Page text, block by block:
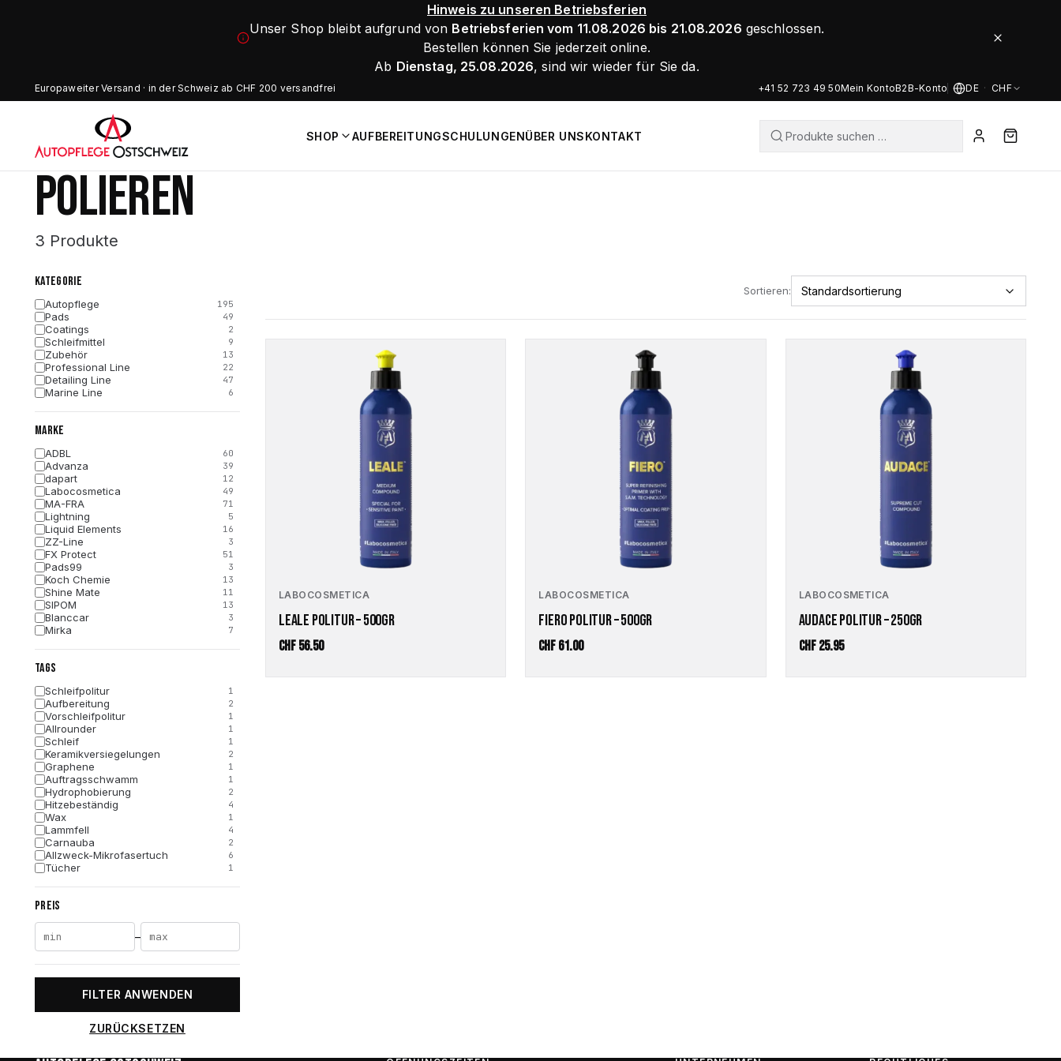
Hinweis zu unseren Betriebsferien
Unser Shop bleibt aufgrund von Betriebsferien vom 11.08.2026 bis 21.08.2026 geschlossen.
Bestellen können Sie jederzeit online.
Ab Dienstag, 25.08.2026, sind wir wieder für Sie da.
Europaweiter Versand · in der Schweiz ab CHF 200 versandfrei +41 52 723 49 50Mein KontoB2B-Konto DE · CHF
SHOP AUFBEREITUNGSCHULUNGENÜBER UNSKONTAKT
POLIEREN
3 Produkte
KATEGORIE
Autopflege 195
Pads 49
Coatings 2
Schleifmittel 9
Zubehör 13
Professional Line 22
Detailing Line 47
Marine Line 6
MARKE
ADBL 60
Advanza 39
dapart 12
Labocosmetica 49
MA-FRA 71
Lightning 5
Liquid Elements 16
ZZ-Line 3
FX Protect 51
Pads99 3
Koch Chemie 13
Shine Mate 11
SIPOM 13
Blanccar 3
Mirka 7
FLEX
TAGS
Schleifpolitur 1
Aufbereitung 2
Vorschleifpolitur 1
Allrounder 1
Schleif 1
Keramikversiegelungen 2
Graphene 1
Auftragsschwamm 1
Hydrophobierung 2
Hitzebeständig 4
Wax 1
Lammfell 4
Carnauba 2
Allzweck-Mikrofasertuch 6
Tücher 1
Hochglanz
Versiegelung
PREIS
–
FILTER ANWENDEN
ZURÜCKSETZEN
Sortieren:
LABOCOSMETICA
LEALE POLITUR – 500GR
CHF56.50
LABOCOSMETICA
FIERO POLITUR – 500GR
CHF61.00
LABOCOSMETICA
AUDACE POLITUR – 250GR
CHF25.95